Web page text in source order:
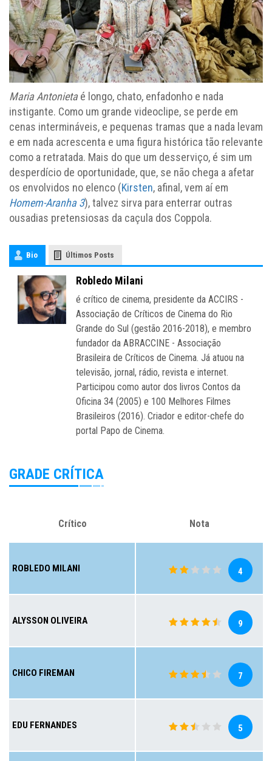
Maria Antonietaé longo, chato, enfadonho e nada
instigante. Como um grande videoclipe, se perde em
cenas intermináveis, e pequenas tramas que a nada levam
e em nada acrescenta e uma figura histórica tão relevante
como a retratada. Mais do que um desserviço, é sim um
desperdício de oportunidade, que, se não chega a afetar
os envolvidos no elenco (Kirsten, afinal, vem aí em
Homem-Aranha 3), talvez sirva para enterrar outras
ousadias pretensiosas da caçula dos Coppola.
Bio Últimos Posts
Robledo Milani
é crítico de cinema, presidente da ACCIRS -
Associação de Críticos de Cinema do Rio
Grande do Sul (gestão 2016-2018), e membro
fundador da ABRACCINE - Associação
Brasileira de Críticos de Cinema. Já atuou na
televisão, jornal, rádio, revista e internet.
Participou como autor dos livros Contos da
Oficina 34 (2005) e 100 Melhores Filmes
Brasileiros (2016). Criador e editor-chefe do
portal Papo de Cinema.
GRADE CRÍTICA
Crítico Nota
ROBLEDO MILANI 4
ALYSSON OLIVEIRA 9
CHICO FIREMAN 7
EDU FERNANDES 5